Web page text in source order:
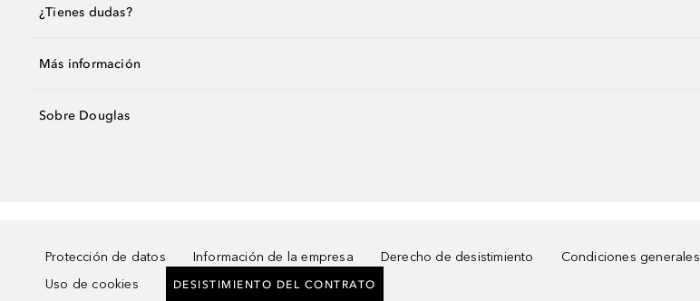
¿Tienes dudas?
Más información
Sobre Douglas
Protección de datos Información de la empresa Derecho de desistimiento
Condiciones generales
Uso de cookies
DESISTIMIENTO DEL CONTRATO